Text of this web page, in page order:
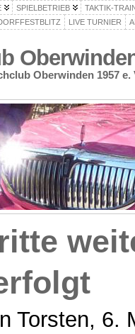
SPIELBETRIEB
TAKTIK-
LIVE TURNIER
Oberwinden 1957 e.
Torsten, 6.